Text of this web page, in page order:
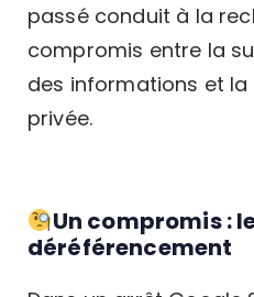
passé conduit à la
compromis entre la
des informations et
privée.
Un compromis :
déréférencement